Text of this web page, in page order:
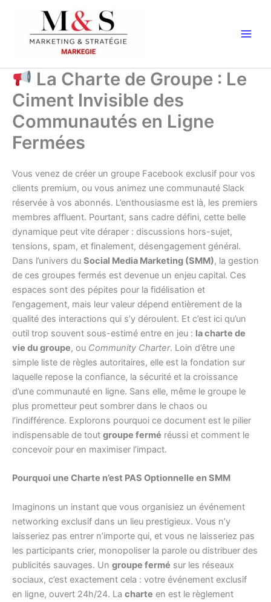
contenu
La Charte de Groupe : Le
Ciment Invisible des
Communautés en Ligne
Fermées
Vous venez de créer un groupe Facebook exclusif pour vos
clients premium, ou vous animez une communauté Slack
réservée à vos abonnés. L’enthousiasme est là, les premiers
membres affluent. Pourtant, sans cadre défini, cette belle
dynamique peut vite déraper : discussions hors-sujet,
tensions, spam, et finalement, désengagement général.
Dans l’univers du Social Media Marketing (SMM), la gestion
de ces groupes fermés est devenue un enjeu capital. Ces
espaces sont des pépites pour la fidélisation et
l’engagement, mais leur valeur dépend entièrement de la
qualité des interactions qui s’y déroulent. Et c’est ici qu’un
outil trop souvent sous-estimé entre en jeu : la charte de
vie du groupe, ou Community Charter. Loin d’être une
simple liste de règles autoritaires, elle est la fondation sur
laquelle repose la confiance, la sécurité et la croissance
d’une communauté en ligne. Sans elle, même le groupe le
plus prometteur peut sombrer dans le chaos ou
l’indifférence. Explorons pourquoi ce document est le pilier
indispensable de tout groupe fermé réussi et comment le
concevoir pour en maximiser l’impact.
Pourquoi une Charte n’est PAS Optionnelle en SMM
Imaginons un instant que vous organisiez un événement
networking exclusif dans un lieu prestigieux. Vous n’y
laisseriez pas entrer n’importe qui, et vous ne laisseriez pas
les participants crier, monopoliser la parole ou distribuer des
publicités sauvages. Un groupe fermé sur les réseaux
sociaux, c’est exactement cela : votre événement exclusif
en ligne, ouvert 24h/24. La charte en est le règlement